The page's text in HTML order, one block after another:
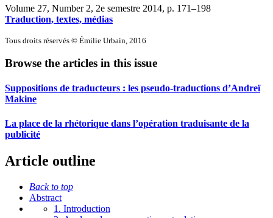
Volume 27, Number 2, 2e semestre 2014, p. 171–198
Traduction, textes, médias
Tous droits réservés © Émilie Urbain, 2016
Browse the articles in this issue
Suppositions de traducteurs : les pseudo-traductions d’Andreï
Makine
La place de la rhétorique dans l’opération traduisante de la
publicité
Article outline
Back to top
Abstract
1. Introduction